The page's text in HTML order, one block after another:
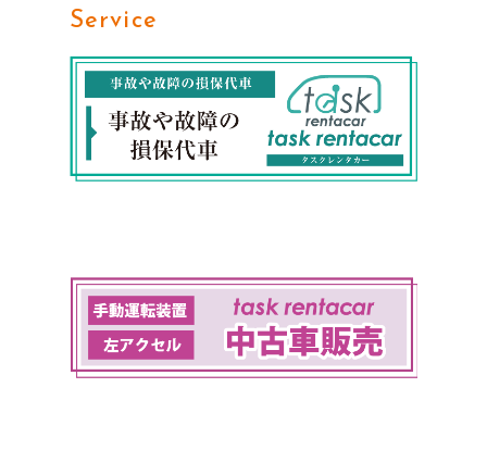
Service